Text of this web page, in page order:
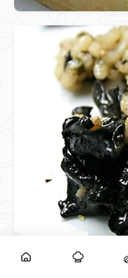
Rižoto od mrkih